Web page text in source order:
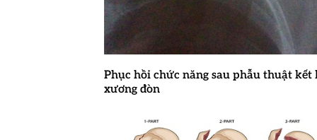
Phục hồi chức năng sau phẫu thuật kết
xương đòn